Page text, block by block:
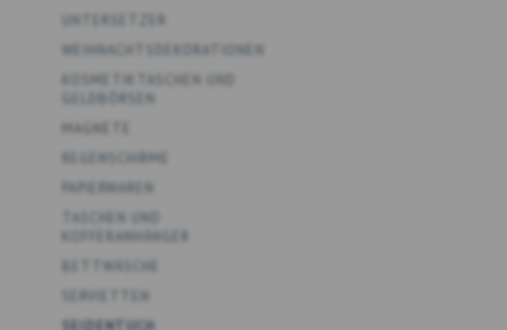
UNTERSETZER
WEIHNACHTSDEKORATIONEN
KOSMETIKTASCHEN UND
GELDBÖRSEN
MAGNETE
REGENSCHIRME
PAPIERWAREN
TASCHEN UND
KOFFERANHÄNGER
BETTWÄSCHE
SERVIETTEN
SEIDENTUCH